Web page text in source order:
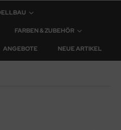
FARBEN & ZUBEHÖR
ANGEBOTE NEUE ARTIKEL